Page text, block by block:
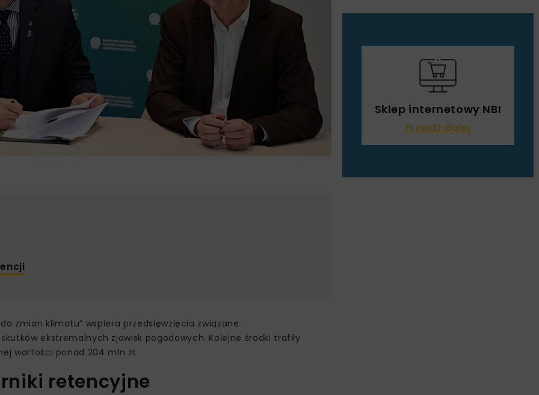
zmian klimatu” wspiera przedsięwzięcia związane
ekstremalnych zjawisk pogodowych. Kolejne środki trafiły
wartości ponad 204 mln zł.
retencyjne
Sklep internetowy NBI
Przejdź dalej